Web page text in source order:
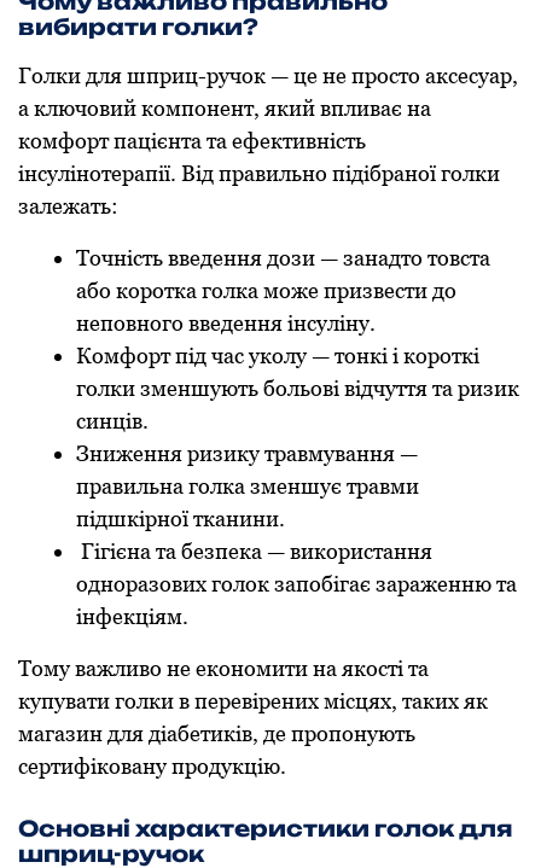
вибирати голки?
Голки для шприц-ручок — це не просто аксесуар,
а ключовий компонент, який впливає на
комфорт пацієнта та ефективність
інсулінотерапії. Від правильно підібраної голки
залежать:
Точність введення дози — занадто товста
або коротка голка може призвести до
неповного введення інсуліну.
Комфорт під час уколу — тонкі і короткі
голки зменшують больові відчуття та ризик
синців.
Зниження ризику травмування —
правильна голка зменшує травми
підшкірної тканини.
Гігієна та безпека — використання
одноразових голок запобігає зараженню та
інфекціям.
Тому важливо не економити на якості та
купувати голки в перевірених місцях, таких як
магазин для діабетиків, де пропонують
сертифіковану продукцію.
Основні характеристики голок для
шприц-ручок